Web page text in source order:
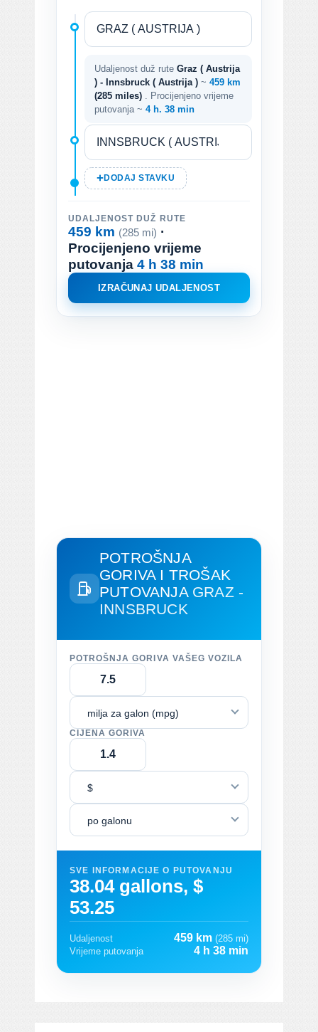
Udaljenost duž rute Graz ( Austrija
) - Innsbruck ( Austrija ) ~ 459 km
(285 miles)
. Procijenjeno vrijeme
putovanja ~ 4 h. 38 min
DODAJ STAVKU
UDALJENOST DUŽ RUTE
459 km (285 mi) ·
Procijenjeno vrijeme
putovanja 4 h 38 min
IZRAČUNAJ UDALJENOST
POTROŠNJA
GORIVA I TROŠAK
PUTOVANJA GRAZ -
INNSBRUCK
POTROŠNJA GORIVA VAŠEG VOZILA
milja za galon (mpg)
CIJENA GORIVA
$
po galonu
SVE INFORMACIJE O PUTOVANJU
38.04 gallons, $
53.25
Udaljenost 459 km (285 mi)
Vrijeme putovanja
4 h 38 min